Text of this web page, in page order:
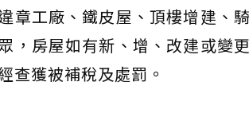
章工廠、鐵皮屋、頂樓增建、
，房屋如有新、增、改建或變
查獲被補稅及處罰。